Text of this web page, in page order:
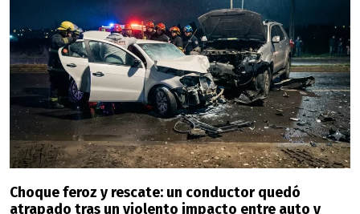
Choque feroz y rescate: un conductor quedó
atrapado tras un violento impacto entre auto y